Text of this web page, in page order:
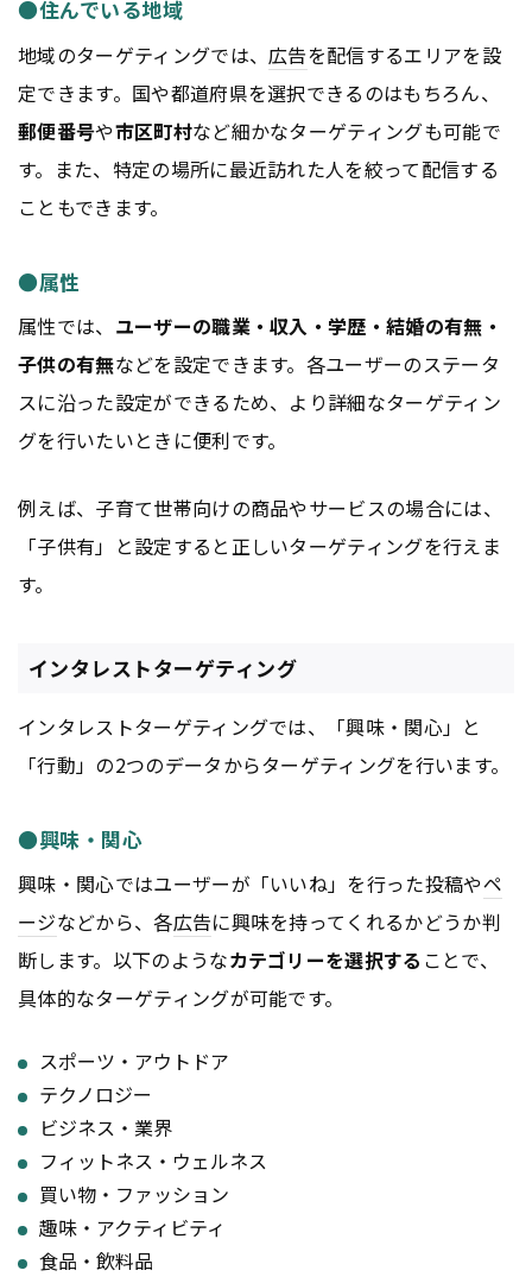
●住んでいる地域
地域のターゲティングでは、広告を配信するエリアを設
定できます。国や都道府県を選択できるのはもちろん、
郵便番号や市区町村など細かなターゲティングも可能で
す。また、特定の場所に最近訪れた人を絞って配信する
こともできます。
●属性
属性では、 ユーザーの職業・収入・学歴・結婚の有無・
子供の有無などを設定できます。各ユーザーのステータ
スに沿った設定ができるため、より詳細なターゲティン
グを行いたいときに便利です。
例えば、子育て世帯向けの商品やサービスの場合には、
「子供有」と設定すると正しいターゲティングを行えま
す。
インタレストターゲティング
インタレストターゲティングでは、「興味・関心」と
「行動」の2つのデータからターゲティングを行います。
●興味・関心
興味・関心ではユーザーが「いいね」を行った投稿やペ
ージなどから、各広告に興味を持ってくれるかどうか判
断します。以下のようなカテゴリーを選択する ことで、
具体的なターゲティングが可能です。
スポーツ・アウトドア
テクノロジー
ビジネス・業界
フィットネス・ウェルネス
買い物・ファッション
趣味・アクティビティ
食品・飲料品